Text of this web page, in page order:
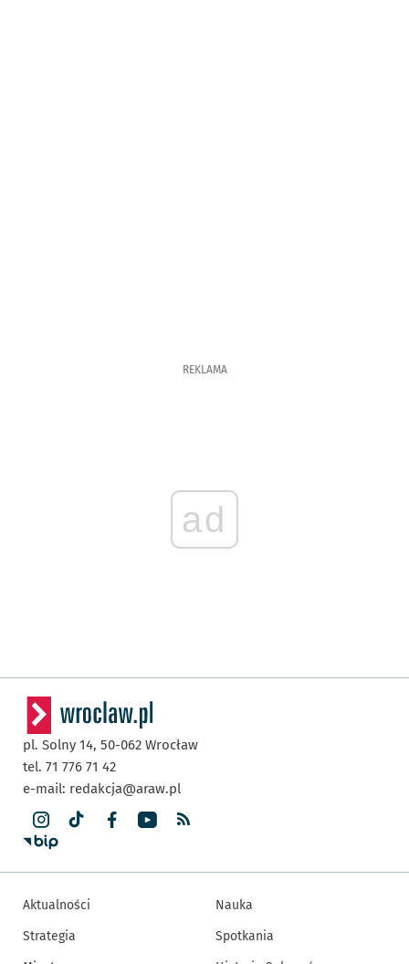
REKLAMA
ad
pl. Solny 14, 50-062 Wrocław
tel. 71 776 71 42
e-mail: redakcja@araw.pl
Aktualności
Strategia
Nauka
Spotkania